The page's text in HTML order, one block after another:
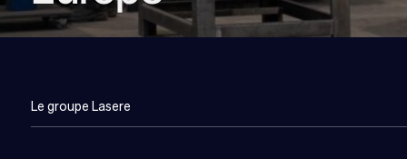
Le groupe Lasere